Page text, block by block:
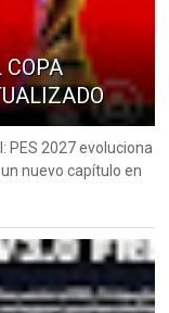
COPA
PES 2027 evoluciona
nuevo capítulo en